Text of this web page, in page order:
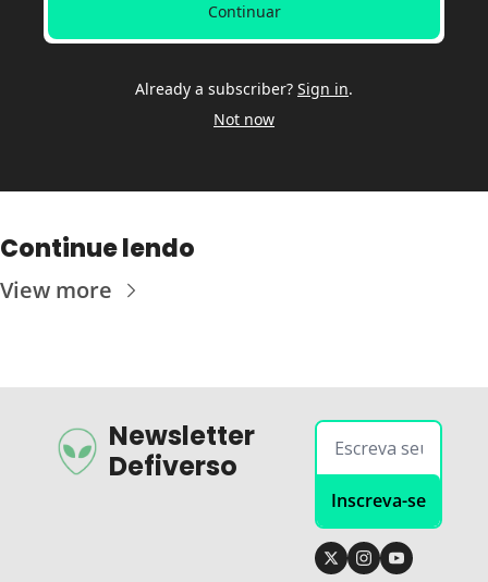
Continuar
Already a subscriber? Sign in.
Not now
Continue lendo
View more
Newsletter
Defiverso
Inscreva-se